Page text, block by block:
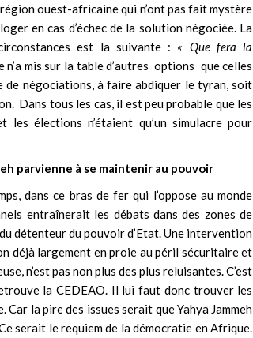
ouest-africaine qui n’ont pas fait mystère
en cas d’échec de la solution négociée. La
est la suivante : « Que fera la
mis sur la table d’autres options que celles
de négociations, à faire abdiquer le tyran, soit
Dans tous les cas, il est peu probable que les
élections n’étaient qu’un simulacre pour
parvienne à se maintenir au pouvoir
dans ce bras de fer qui l’oppose au monde
entraînerait les débats dans des zones de
détenteur du pouvoir d’Etat. Une intervention
déjà largement en proie au péril sécuritaire et
n’est pas non plus des plus reluisantes. C’est
la CEDEAO. Il lui faut donc trouver les
la pire des issues serait que Yahya Jammeh
serait le requiem de la démocratie en Afrique.